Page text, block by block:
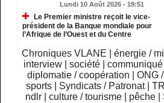
Lundi 10 Août 2026 - 19:51
Le Premier ministre reçoit le vice-
président de la Banque mondiale pour
l’Afrique de l’Ouest et du Centre
Chroniques VLANE énergie /
interview
|société |communiqué
diplomatie / coopération
ONG
sports
Syndicats / Patronat
ndlr
|culture / tourisme pêche